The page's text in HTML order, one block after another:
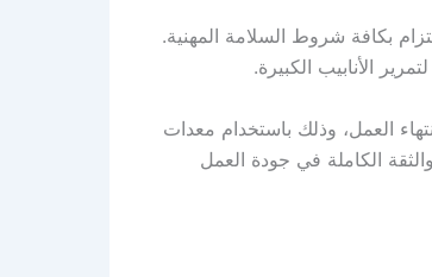
بكافة شروط السلامة المهنية.
الأنابيب الكبيرة.
العمل، وذلك باستخدام معدات
الكاملة في جودة العمل